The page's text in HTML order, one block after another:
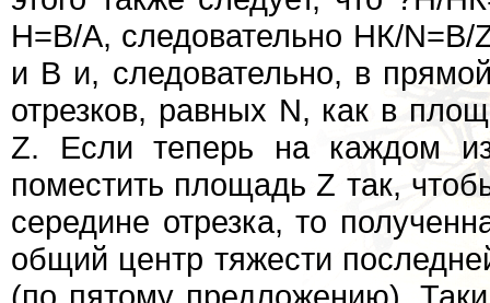
Н=В/А, следовательно НК/
и В и, следовательно, в
отрезков, равных N, как в
Z. Если теперь на каждом
поместить площадь Z так,
середине отрезка, то
общий центр тяжести